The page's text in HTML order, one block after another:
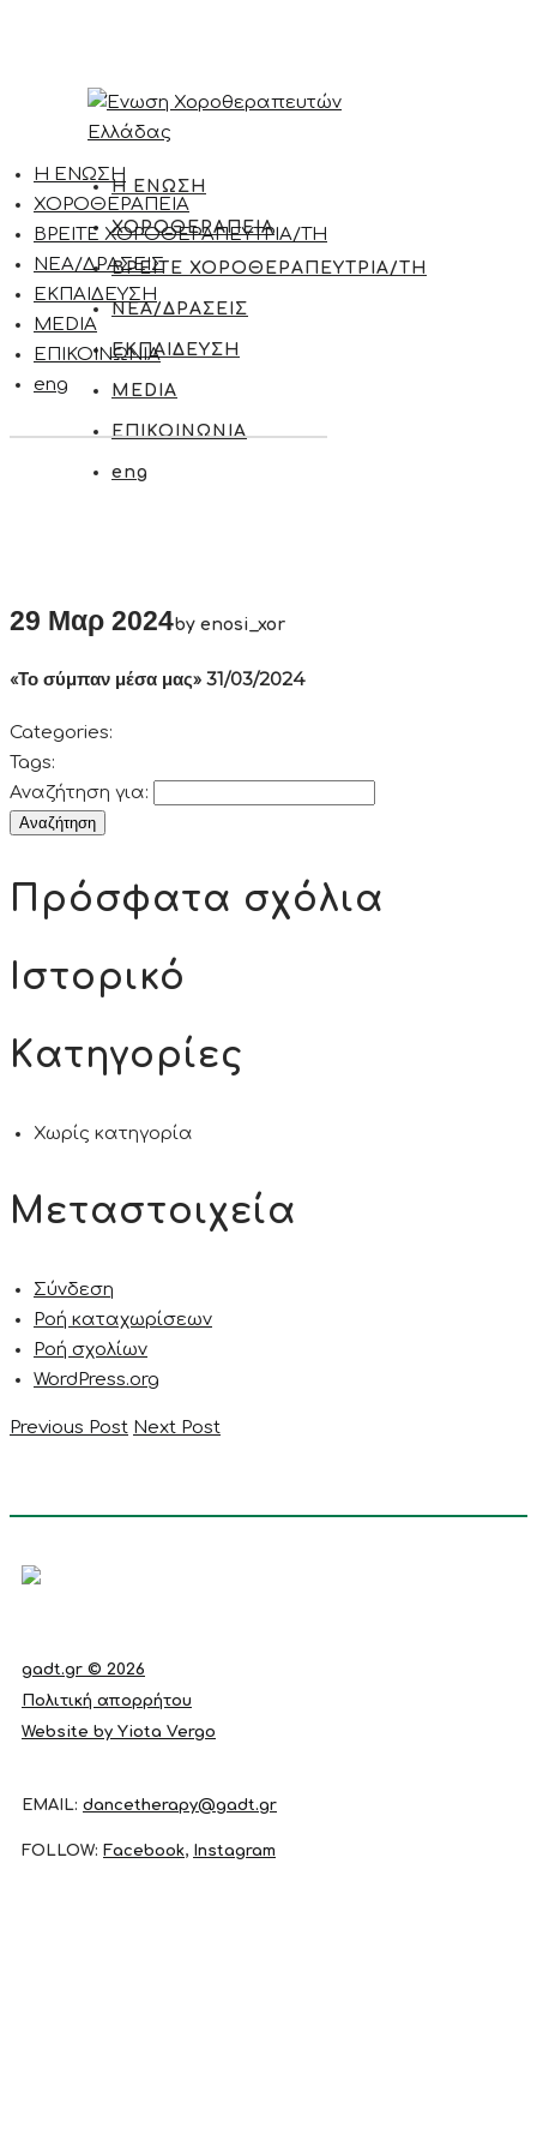
Η ΕΝΩΣΗ
ΧΟΡΟΘΕΡΑΠΕΙΑ
ΒΡΕΙΤΕ ΧΟΡΟΘΕΡΑΠΕΥΤΡΙΑ/ΤΗ
ΝΕΑ/ΔΡΑΣΕΙΣ
ΕΚΠΑΙΔΕΥΣΗ
MEDIA
ΕΠΙΚΟΙΝΩΝΙΑ
eng
Η ΕΝΩΣΗ
ΧΟΡΟΘΕΡΑΠΕΙΑ
ΒΡΕΙΤΕ ΧΟΡΟΘΕΡΑΠΕΥΤΡΙΑ/ΤΗ
ΝΕΑ/ΔΡΑΣΕΙΣ
ΕΚΠΑΙΔΕΥΣΗ
MEDIA
ΕΠΙΚΟΙΝΩΝΙΑ
eng
29 Μαρ 2024by enosi_xor
«Το σύμπαν μέσα μας» 31/03/2024
Categories:
Tags:
Αναζήτηση για:
Πρόσφατα σχόλια
Ιστορικό
Kατηγορίες
Χωρίς κατηγορία
Μεταστοιχεία
Σύνδεση
Ροή καταχωρίσεων
Ροή σχολίων
WordPress.org
Previous Post Next Post
gadt.gr © 2026
Πολιτική απορρήτου
Website by Yiota Vergo
EMAIL: dancetherapy@gadt.gr
FOLLOW: Facebook, Instagram